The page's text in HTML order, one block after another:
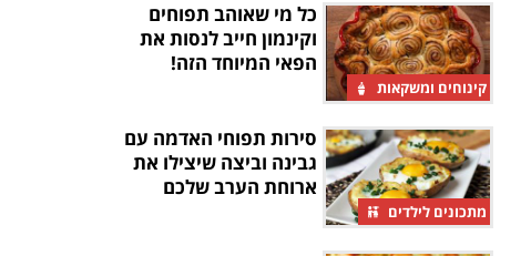
קינוחים ומשקאות
כל מי שאוהב תפוחים
וקינמון חייב לנסות את
הפאי המיוחד הזה!
מתכונים לילדים
סירות תפוחי האדמה עם
גבינה וביצה שיצילו את
ארוחת הערב שלכם